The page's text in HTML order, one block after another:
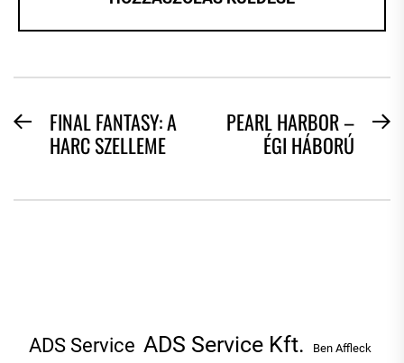
BEJEGYZÉS
NAVIGÁCIÓ
PreviousFINAL FANTASY: A
HARC SZELLEME
PEARL HARBOR –
ÉGI HÁBORÚ
ADS Service ADS Service Kft. Ben Affleck